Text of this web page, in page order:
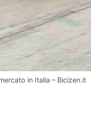
in Italia – Bicizen.it